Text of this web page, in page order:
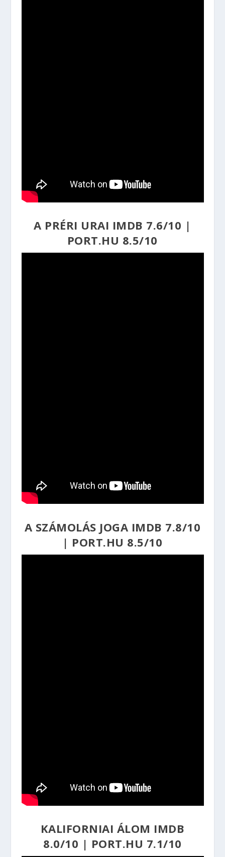
A PRÉRI URAI IMDB 7.6/10 |
PORT.HU 8.5/10
A SZÁMOLÁS JOGA IMDB 7.8/10
| PORT.HU 8.5/10
KALIFORNIAI ÁLOM IMDB
8.0/10 | PORT.HU 7.1/10